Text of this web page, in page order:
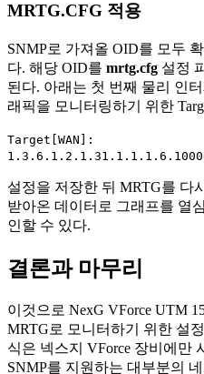
MRTG.CFG 적용
SNMP로 가져올 OID를 모두
다. 해당 OID를 mrtg.cfg 설정
된다. 아래는 첫 번째 물리 인
래픽을 모니터링하기 위한
Target[WAN]:
설정을 저장한 뒤 MRTG를 다
받아온 데이터로 그래프를 열
인할 수 있다.
결론과 마무리
이것으로 NexG VForce UTM
MRTG로 모니터하기 위한 설
식은 넥스지 VForce 장비에만
SNMP를 지원하는 대부분의